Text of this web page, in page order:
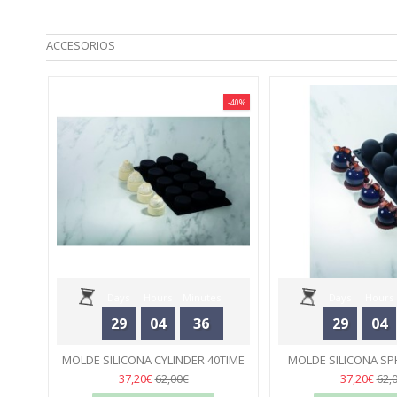
ACCESORIOS
29 04 36
48
-40%
MOLDE SILICONA CYLINDER 40TIME
ANTONIO BACHOUR - PAVONI
37,20€62,00€
29 04
48
MOLDE SILICONA
ANTONIO37,20€